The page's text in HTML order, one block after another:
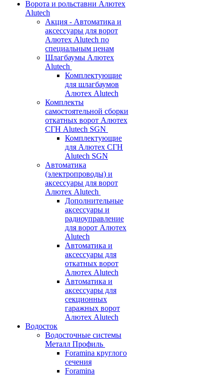
Ворота и рольставни Алютех
Alutech
Акция - Автоматика и
аксессуары для ворот
Алютех Alutech по
специальным ценам
Шлагбаумы Алютех
Alutech
Комплектующие
для шлагбаумов
Алютех Alutech
Комплекты
самостоятельной сборки
откатных ворот Алютех
СГН Alutech SGN
Комплектующие
для Алютех СГН
Alutech SGN
Автоматика
(электропроводы) и
аксессуары для ворот
Алютех Alutech
Дополнительные
аксессуары и
радиоуправление
для ворот Алютех
Alutech
Автоматика и
аксессуары для
откатных ворот
Алютех Alutech
Автоматика и
аксессуары для
секционных
гаражных ворот
Алютех Alutech
Водосток
Водосточные системы
Металл Профиль
Foramina круглого
сечения
Foramina